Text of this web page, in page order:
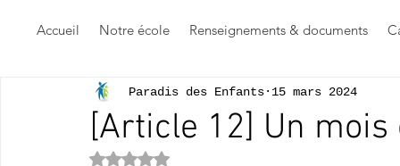
Accueil Notre école Renseignements & documents
[Article 12] Un
Paradis des Enfants 15 mars 2024
Noté NaN étoiles sur 5.